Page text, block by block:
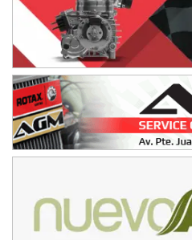
08/09-AGO
IAME SERIES ARGENTINA 6
Ramiro Tot (Asfalto)
Baradero (Buenos Aires)
KDO - F6
Ciudad de Trenque Lauquen (Asfalto)
Trenque Lauquen (Buenos Aires)
ENTRERRIANO - F6 (POSTERGADA)
VICTORIENSE - F7
El Cerro (Tierra)